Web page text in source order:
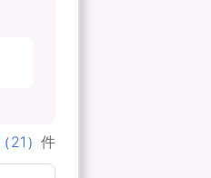
（21 ） 件